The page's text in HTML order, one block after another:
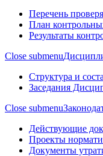
Перечень
План
Результаты
Close submenu
Структура и
Заседания
Close submenu
Действующие
Проекты
Документы